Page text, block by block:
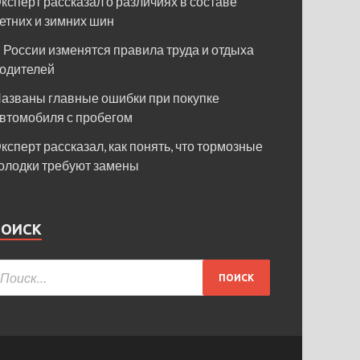
и зимних шин
России изменятся правила труда и отдыха
главные ошибки при покупке
с пробегом
рассказал, как понять, что тормозные
требуют замены